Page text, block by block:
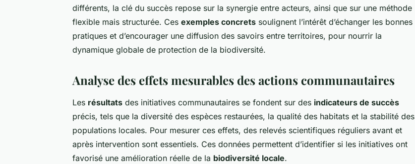
différents, la clé du succès repose sur la synergie entre acteurs, ainsi que sur une méthode
flexible mais structurée. Ces exemples concrets soulignent l’intérêt d’échanger les bonnes
pratiques et d’encourager une diffusion des savoirs entre territoires, pour nourrir la
dynamique globale de protection de la biodiversité.
Analyse des effets mesurables des actions communautaires
Les résultats des initiatives communautaires se fondent sur des indicateurs de succès
précis, tels que la diversité des espèces restaurées, la qualité des habitats et la stabilité des
populations locales. Pour mesurer ces effets, des relevés scientifiques réguliers avant et
après intervention sont essentiels. Ces données permettent d’identifier si les initiatives ont
favorisé une amélioration réelle de la biodiversité locale.